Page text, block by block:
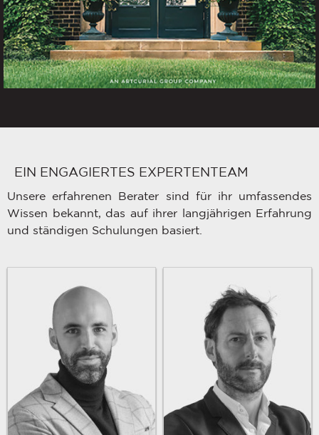
EIN ENGAGIERTES EXPERTENTEAM
Unsere erfahrenen Berater sind für ihr umfassendes
Wissen bekannt, das auf ihrer langjährigen Erfahrung
und ständigen Schulungen basiert.